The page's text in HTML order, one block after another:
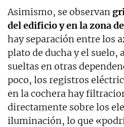
Asimismo, se observan
del edificio y en la zona
hay separación entre los
plato de ducha y el suelo,
sueltas en otras
poco, los registros
en la cochera hay
directamente sobre los
iluminación, lo que